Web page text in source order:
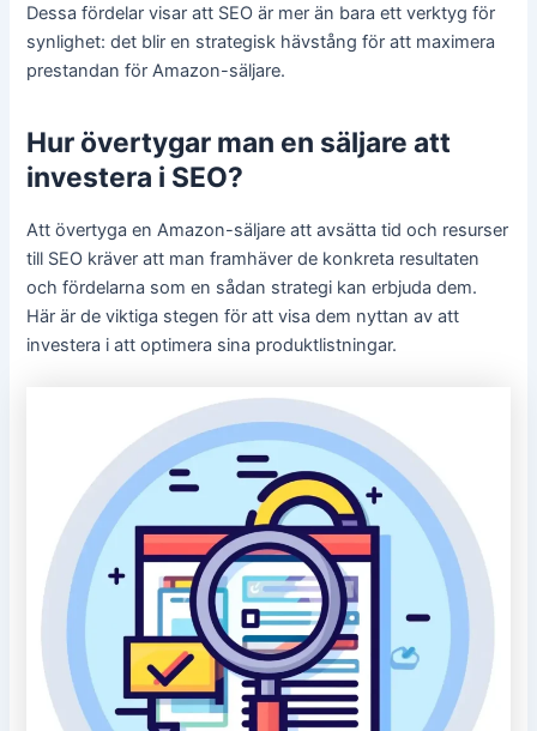
Dessa fördelar visar att SEO är mer än bara ett verktyg för
synlighet: det blir en strategisk hävstång för att maximera
prestandan för Amazon-säljare.
Hur övertygar man en säljare att
investera i SEO?
Att övertyga en Amazon-säljare att avsätta tid och resurser
till SEO kräver att man framhäver de konkreta resultaten
och fördelarna som en sådan strategi kan erbjuda dem.
Här är de viktiga stegen för att visa dem nyttan av att
investera i att optimera sina produktlistningar.